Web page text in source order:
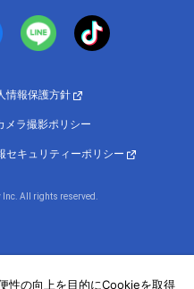
情報保護方針
メラ撮影ポリシー
セキュリティーポリシー
All rights reserved.
性の向上を目的にCookieを取得